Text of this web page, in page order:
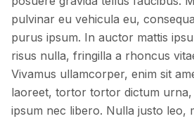
pulvinar eu vehicula eu,
purus ipsum. In auctor mattis
risus nulla, fringilla a rhoncus
Vivamus ullamcorper, enim sit
laoreet, tortor tortor dictum urna,
ipsum nec libero. Nulla justo leo,